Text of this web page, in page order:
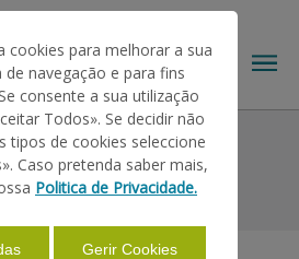
o menu
Ajudas
no PU)
(Animais)
Carne
cookies para melhorar a sua
de navegação e para fins
consente a sua utilização
Todos». Se decidir não
tipos de cookies seleccione
Caso pretenda saber mais,
Politica de Privacidade.
Gerir Cookies